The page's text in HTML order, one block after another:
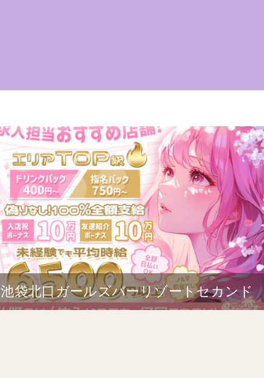
池袋北口ガールズバーリゾートセカンド